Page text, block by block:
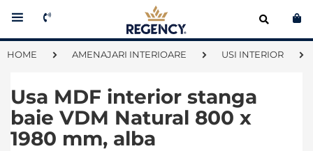
HOME AMENAJARI INTERIOARE USI INTERIOR
Usa MDF interior stanga
baie VDM Natural 800 x
1980 mm, alba